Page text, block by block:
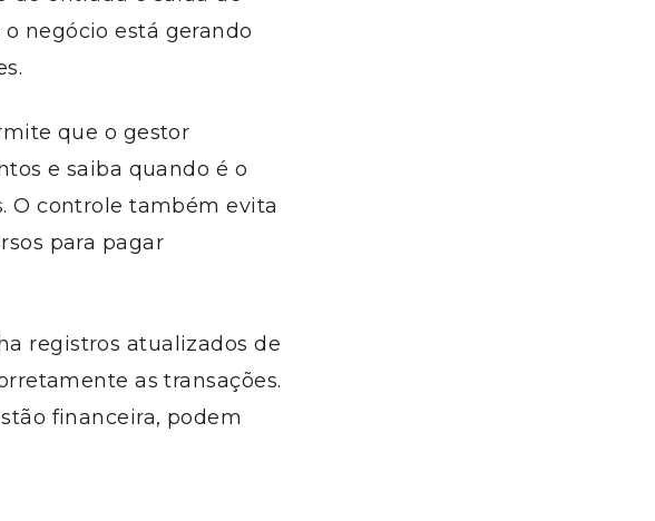
negócio está gerando
que o gestor
e saiba quando é o
O controle também evita
para pagar
registros atualizados de
as transações.
financeira, podem